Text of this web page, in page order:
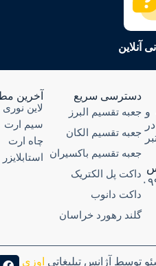
آنلاین
و
دسترسی سریع
جعبه تقسیم البرز
جعبه تقسیم الکان
جعبه تقسیم باکسیران
داکت پل الکتریک
داکت دانوب
گلند رهورد خراسان
آخرین
لاین
سیم ارت
چاه ارت
استابلایزر
توسط آژانس تبلیغاتی اوزی